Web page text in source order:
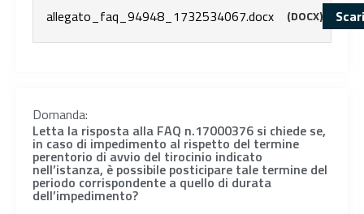
allegato_faq_94948_1732534067.docx (DOCX)
Domanda:
Letta la risposta alla FAQ n.17000376 si chiede se,
in caso di impedimento al rispetto del termine
perentorio di avvio del tirocinio indicato
nell’istanza, è possibile posticipare tale termine del
periodo corrispondente a quello di durata
dell’impedimento?